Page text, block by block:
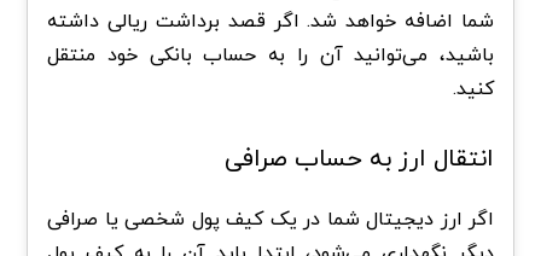
شما اضافه خواهد شد. اگر قصد برداشت ریالی داشته
باشید، می‌توانید آن را به حساب بانکی خود منتقل
کنید.
انتقال ارز به حساب صرافی
اگر ارز دیجیتال شما در یک کیف پول شخصی یا صرافی